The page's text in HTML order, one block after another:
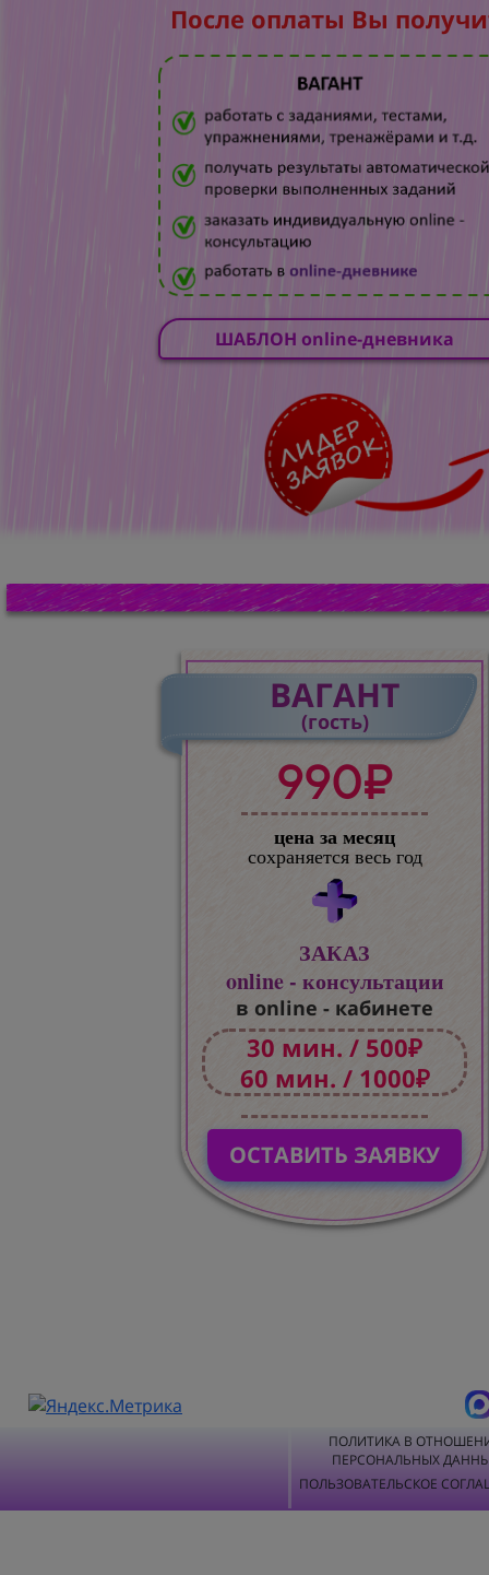
После оплаты Вы
ШАБЛОН online-дневника
ВАГАНТ
(гость)
990₽
цена за месяц
сохраняется весь год
ЗАКАЗ
online - консультации
в online - кабинете
30 мин. / 500₽
60 мин. / 1000₽
ОСТАВИТЬ ЗАЯВКУ
ПОЛИТИКА В
ПЕРСОНАЛЬНЫХ
ПОЛЬЗОВАТЕЛЬСКОЕ